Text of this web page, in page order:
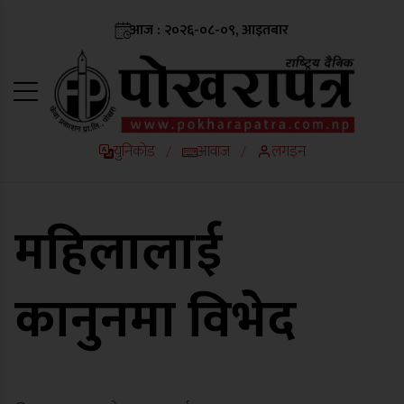
आज : २०२६-०८-०९, आइतबार
युनिकोड / आवाज / लगइन
महिलालाई
कानुनमा विभेद